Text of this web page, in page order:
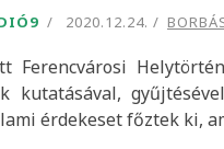
2020.12.24.
Ferencvárosi
kutatásával,
érdekeset főztek ki,